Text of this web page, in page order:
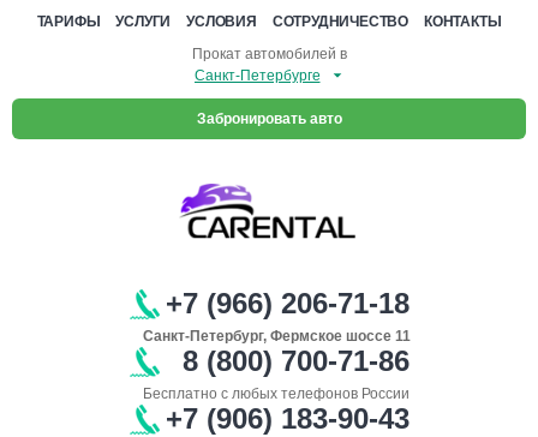
ТАРИФЫ УСЛУГИ УСЛОВИЯ СОТРУДНИЧЕСТВО
КОНТАКТЫ
Прокат автомобилей в
Забронировать авто
+7 (966) 206-71-18
Санкт-Петербург, Фермское шоссе 11
8 (800) 700-71-86
Бесплатно с любых телефонов России
+7 (906) 183-90-43